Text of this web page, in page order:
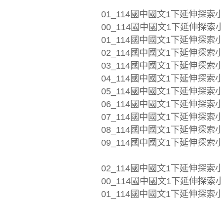
01_114國中國文1下延伸探索
00_114國中國文1下延伸探索
01_114國中國文1下延伸探索
02_114國中國文1下延伸探索
03_114國中國文1下延伸探索
04_114國中國文1下延伸探索
05_114國中國文1下延伸探索
06_114國中國文1下延伸探索
07_114國中國文1下延伸探索
08_114國中國文1下延伸探索
09_114國中國文1下延伸探索
02_114國中國文1下延伸探索
00_114國中國文1下延伸探索
01_114國中國文1下延伸探索